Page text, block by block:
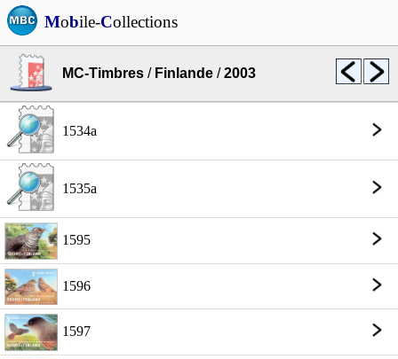
Mobile-Collections
MC-Timbres / Finlande /2003
1534a
1535a
1595
1596
1597